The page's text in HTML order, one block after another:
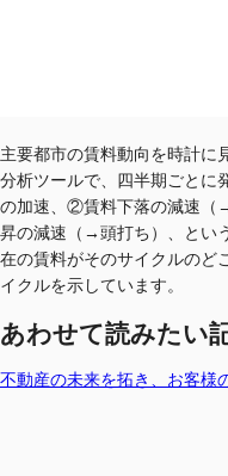
主要都市の賃料動向を時計に
分析ツールで、四半期ごとに
の加速、②賃料下落の減速
昇の減速（→頭打ち）、とい
在の賃料がそのサイクルのど
イクルを示しています。
あわせて読みたい
不動産の未来を拓き、お客